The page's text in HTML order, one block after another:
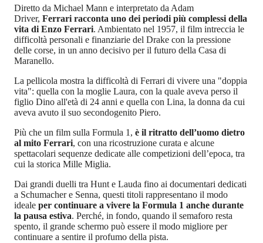
Diretto da Michael Mann e interpretato da Adam
Driver, Ferrari racconta uno dei periodi più complessi della
vita di Enzo Ferrari. Ambientato nel 1957, il film intreccia le
difficoltà personali e finanziarie del Drake con la pressione
delle corse, in un anno decisivo per il futuro della Casa di
Maranello.
La pellicola mostra la difficoltà di Ferrari di vivere una "doppia
vita": quella con la moglie Laura, con la quale aveva perso il
figlio Dino all'età di 24 anni e quella con Lina, la donna da cui
aveva avuto il suo secondogenito Piero.
Più che un film sulla Formula 1, è il ritratto dell’uomo dietro
al mito Ferrari, con una ricostruzione curata e alcune
spettacolari sequenze dedicate alle competizioni dell’epoca, tra
cui la storica Mille Miglia.
Dai grandi duelli tra Hunt e Lauda fino ai documentari dedicati
a Schumacher e Senna, questi titoli rappresentano il modo
ideale per continuare a vivere la Formula 1 anche durante
la pausa estiva. Perché, in fondo, quando il semaforo resta
spento, il grande schermo può essere il modo migliore per
continuare a sentire il profumo della pista.